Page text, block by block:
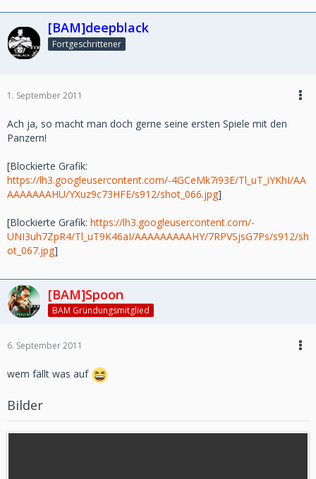
[BAM]deepblack
Fortgeschrittener
1. September 2011
Ach ja, so macht man doch gerne seine ersten Spiele mit den
Panzern!
[Blockierte Grafik:
https://lh3.googleusercontent.com/-4GCeMk7i93E/Tl_uT_iYKhI/AA
AAAAAAAHU/YXuz9c73HFE/s912/shot_066.jpg]
[Blockierte Grafik: https://lh3.googleusercontent.com/-
UNI3uh7ZpR4/Tl_uT9K46aI/AAAAAAAAAHY/7RPVSjsG7Ps/s912/sh
ot_067.jpg]
[BAM]Spoon
BAM Gründungsmitglied
6. September 2011
wem fällt was auf
Bilder